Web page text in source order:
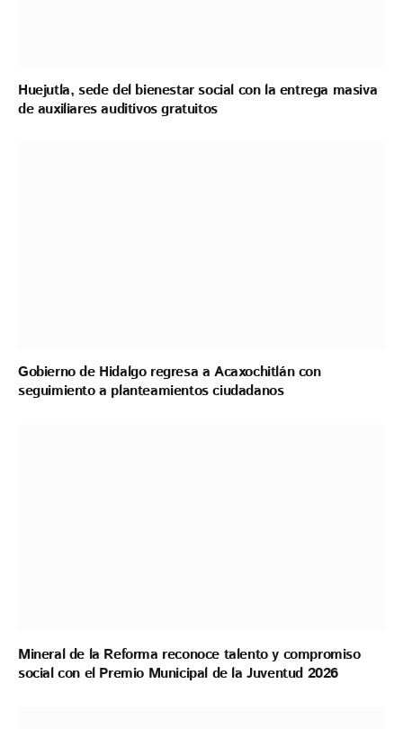
Huejutla, sede del bienestar social con la entrega masiva
de auxiliares auditivos gratuitos
Gobierno de Hidalgo regresa a Acaxochitlán con
seguimiento a planteamientos ciudadanos
Mineral de la Reforma reconoce talento y compromiso
social con el Premio Municipal de la Juventud 2026